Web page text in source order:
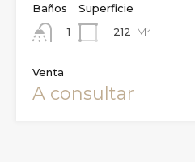
Baños
1
Superficie
212
M²
Venta
A consultar